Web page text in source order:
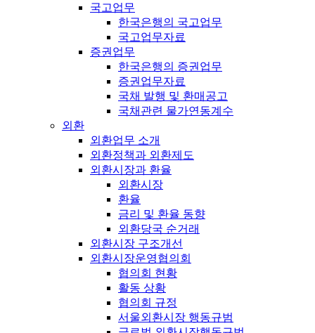
국고업무
한국은행의 국고업무
국고업무자료
증권업무
한국은행의 증권업무
증권업무자료
국채 발행 및 환매공고
국채관련 물가연동계수
외환
외환업무 소개
외환정책과 외환제도
외환시장과 환율
외환시장
환율
금리 및 환율 동향
외환당국 순거래
외환시장 구조개선
외환시장운영협의회
협의회 현황
활동 상황
협의회 규정
서울외환시장 행동규범